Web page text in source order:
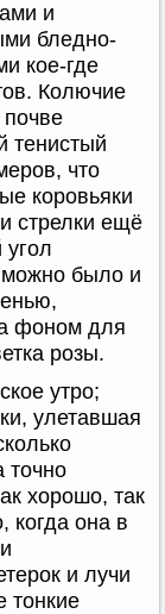
и
бледно-
кое-где
Колючие
тенистый
что
коровьяки
стрелки ещё
можно было и
фоном для
розы.
утро;
улетавшая
точно
хорошо, так
когда она в
и лучи
тонкие